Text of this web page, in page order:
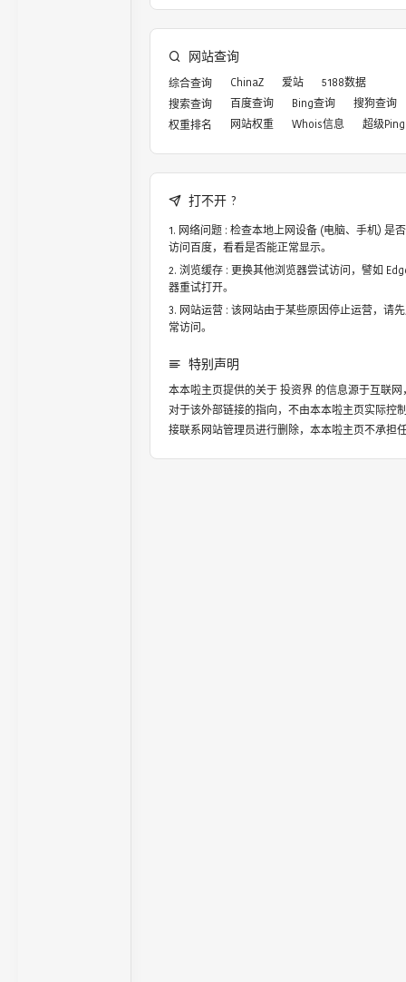
网站查询
综合查询 ChinaZ 爱站
5188数据
搜索查询
百度查询 Bing查询
搜狗查询
权重排名
网站权重 Whois信息 超级Ping
打不开 ?
网络问题 : 检查本地上网设备 (电脑、手机) 是
访问百度，看看是否能正常显示。
浏览缓存 : 更换其他浏览器尝试访问，譬如
器重试打开。
网站运营 : 该网站由于某些原因停止运营，请
常访问。
特别声明
本本啦主页提供的关于投资界的信息源于互联网
对于该外部链接的指向，不由本本啦主页实际控
接联系网站管理员进行删除，本本啦主页不承担